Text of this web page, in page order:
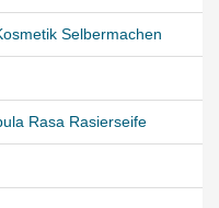
Selbermachen
Rasa Rasierseife